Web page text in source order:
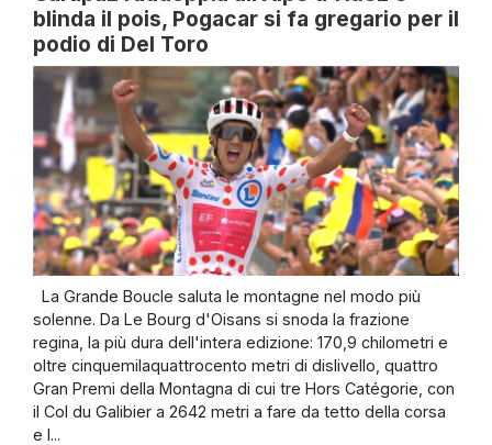
blinda il pois, Pogacar si fa gregario per il
podio di Del Toro
La Grande Boucle saluta le montagne nel modo più
solenne. Da Le Bourg d'Oisans si snoda la frazione
regina, la più dura dell'intera edizione: 170,9 chilometri e
oltre cinquemilaquattrocento metri di dislivello, quattro
Gran Premi della Montagna di cui tre Hors Catégorie, con
il Col du Galibier a 2642 metri a fare da tetto della corsa
e l...